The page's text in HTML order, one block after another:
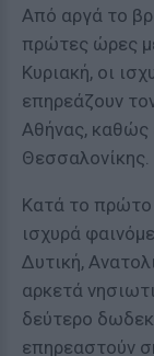
Από αργά το
πρώτες ώρες
Κυριακή, οι
επηρεάζουν
Αθήνας, καθώς
Θεσσαλονίκης.
Κατά το
ισχυρά
Δυτική,
αρκετά
δεύτερο
επηρεαστούν